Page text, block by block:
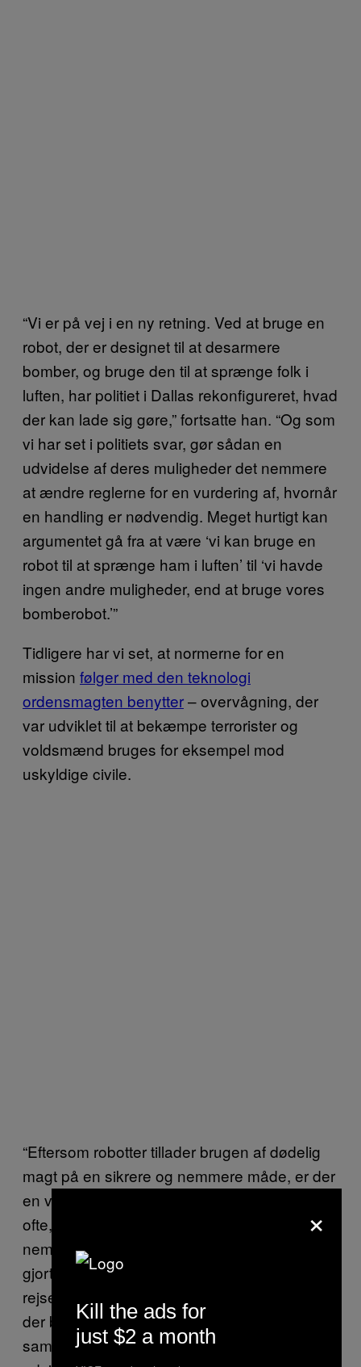
“Vi er på vej i en ny retning. Ved at bruge en
robot, der er designet til at desarmere
bomber, og bruge den til at sprænge folk i
luften, har politiet i Dallas rekonfigureret, hvad
der kan lade sig gøre,” fortsatte han. “Og som
vi har set i politiets svar, gør sådan en
udvidelse af deres muligheder det nemmere
at ændre reglerne for en vurdering af, hvornår
en handling er nødvendig. Meget hurtigt kan
argumentet gå fra at være ‘vi kan bruge en
robot til at sprænge ham i luften’ til ‘vi havde
ingen andre muligheder, end at bruge vores
bomberobot.’”
Tidligere har vi set, at normerne for en
mission følger med den teknologi
ordensmagten benytter– overvågning, der
var udviklet til at bekæmpe terrorister og
voldsmænd bruges for eksempel mod
uskyldige civile.
“Eftersom robotter tillader brugen af dødelig
magt på en sikrere og nemmere måde, er der
en voksende fare for, at de vil blive brugt for
ofte,” siger Stanley. “Når noget bliver
nemmere, er der tendens til, at det vil blive
gjort i større stil. Fjernstyret magtanvendelse
rejser nogle politimæssige problematikker,
der bør overvejes og adresseres af vores
samfund, efterhånden som teknologien
×
Kill the ads for
just $2 a month